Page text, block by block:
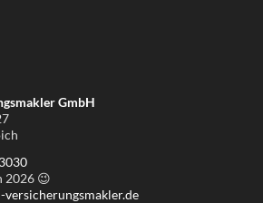
GmbH
2026 😉
versicherungsmakler.de